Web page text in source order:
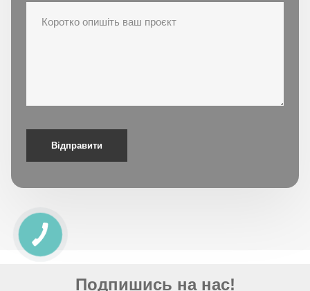
Відправити
Подпишись на нас!
КНОПКА
СВЯЗИ